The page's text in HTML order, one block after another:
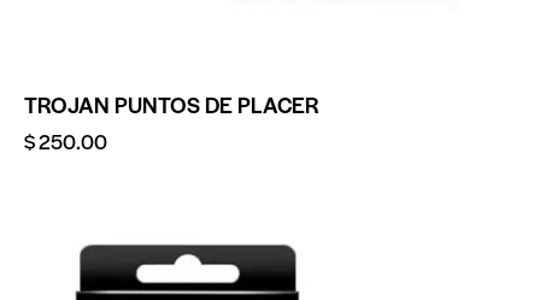
TROJAN PUNTOS DE PLACER
$250.00